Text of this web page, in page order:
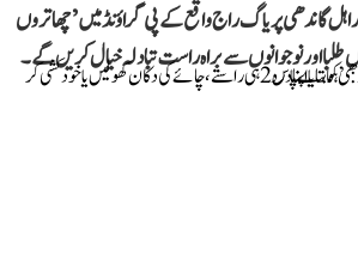
گاندھی پریاگ راج واقع کے پی گراؤنڈ میں ’چھاتروں
اور نوجوانوں سے براہ راست تبادلہ خیال کریں گے۔